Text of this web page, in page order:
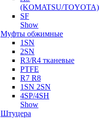
(KOMATSU/TOYOTA)
SF
Show
Муфты обжимные
1SN
2SN
R3/R4 тканевые
PTFE
R7 R8
1SN 2SN
4SP/4SH
Show
Штуцера